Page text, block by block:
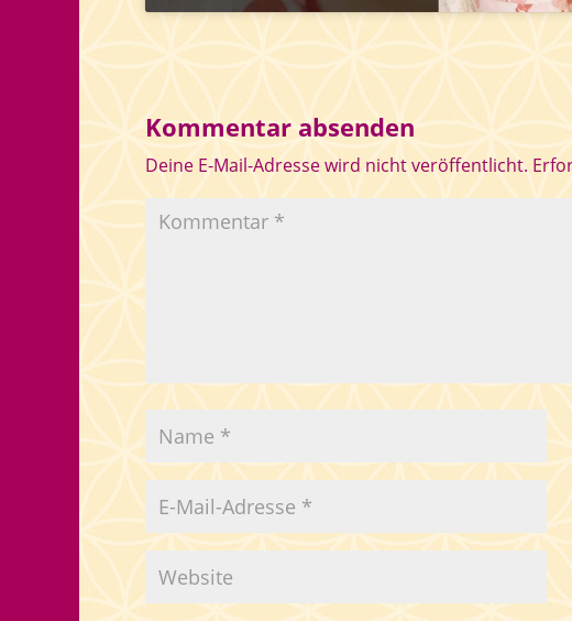
Kommentar absenden
Deine E-Mail-Adresse wird nicht veröffentlicht.